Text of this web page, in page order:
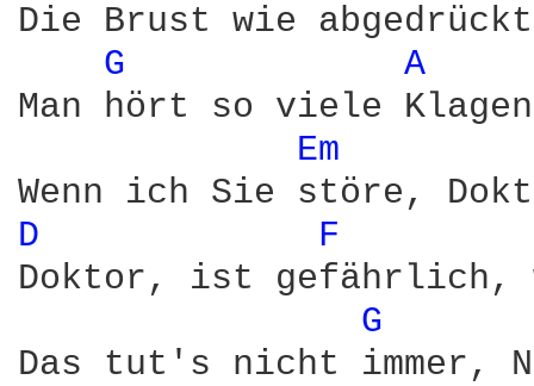
Die Brust wie
G
A
Man hört so viele
Em
D
F
Doktor, ist gefährlich,
G
Das tut's nicht immer,